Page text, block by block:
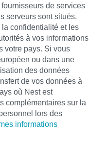
de services
serveurs sont situés.
confidentialité et les
à vos informations
votre pays. Si vous
ou dans une
des données
de vos données à
où Nest est
complémentaires sur la
lors des
informations